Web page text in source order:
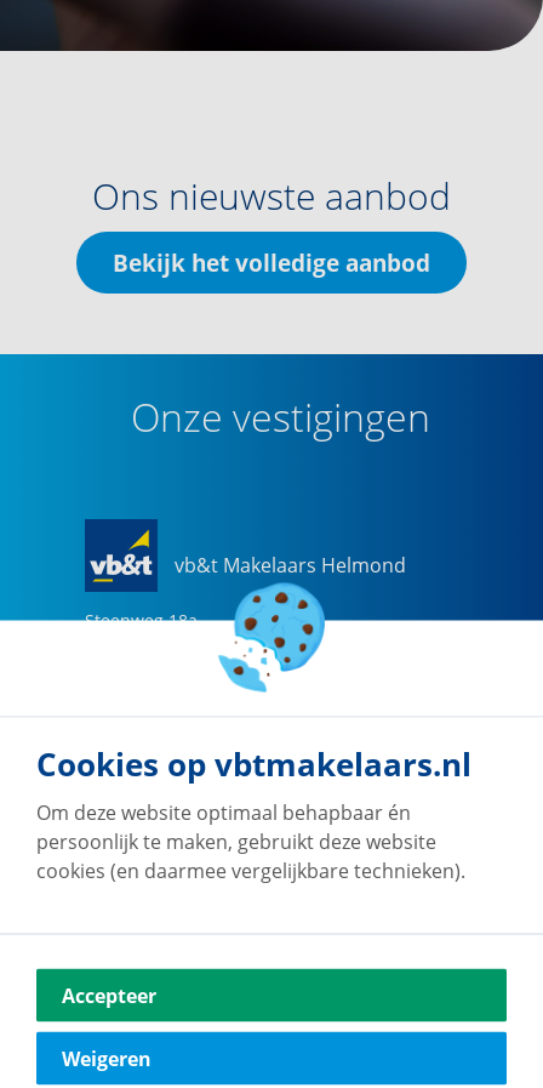
Ons nieuwste aanbod
Bekijk het volledige aanbod
Onze vestigingen
vb&t Makelaars Helmond
Steenweg 18a
helmond@vbtmakelaars.nl
Naar vestiging
Vestdijk 180
5611 CZ Eindhoven
040-2696949
Cookies op vbtmakelaars.nl
Om deze website optimaal behapbaar én
persoonlijk te maken, gebruikt deze website
cookies (en daarmee vergelijkbare technieken).
Accepteer
Weigeren